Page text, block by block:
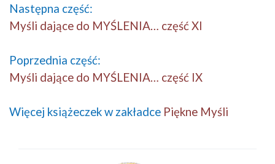
Następna część:
Myśli dające do MYŚLENIA… część XI
Poprzednia część:
Myśli dające do MYŚLENIA… część IX
Więcej książeczek w zakładce Piękne Myśli